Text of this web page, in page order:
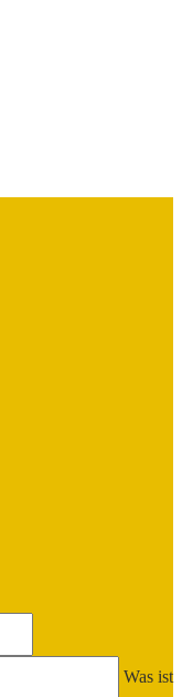
Was ist